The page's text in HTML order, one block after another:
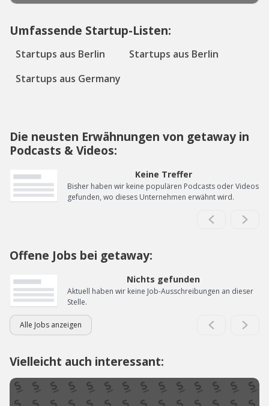
Umfassende Startup-Listen:
Startups aus Berlin
Startups aus Berlin
Startups aus Germany
Die neusten Erwähnungen von getaway in
Podcasts & Videos:
Keine Treffer
Bisher haben wir keine populären Podcasts oder Videos
gefunden, wo dieses Unternehmen erwähnt wird.
Offene Jobs bei getaway:
Nichts gefunden
Aktuell haben wir keine Job-Ausschreibungen an dieser
Stelle.
Alle Jobs anzeigen
Vielleicht auch interessant: